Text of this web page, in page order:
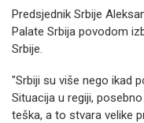
Predsjednik Srbije
Palate Srbija povodom
Srbije.
"Srbiji su više nego ikad
Situacija u regiji,
teška, a to stvara velike